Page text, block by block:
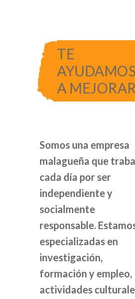
TE
AYUDAMOS
A MEJORAR
Somos una empresa
malagueña que
cada día por ser
independiente y
socialmente
responsable.
especializadas en
investigación,
formación y empleo,
actividades